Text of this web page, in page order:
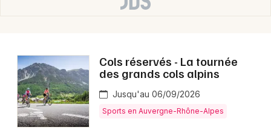
Cols réservés - La tournée
des grands cols alpins
Jusqu'au 06/09/2026
Sports en Auvergne-Rhône-Alpes